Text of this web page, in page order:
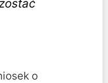
o